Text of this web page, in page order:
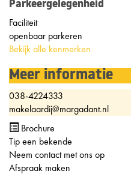
Parkeergelegenheid
Faciliteit
openbaar parkeren
Bekijk alle kenmerken
Meer informatie
038-4224333
makelaardij@margadant.nl
Brochure
Tip een bekende
Neem contact met ons op
Afspraak maken